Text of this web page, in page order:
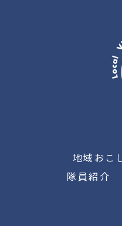
地域おこ
隊員紹介